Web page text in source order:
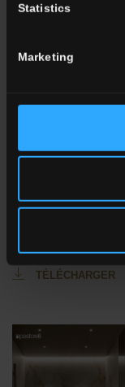
Statistics
Marketing
Colorful
TÉLÉCHARGER